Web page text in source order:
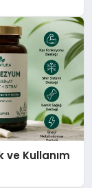
Kullanım